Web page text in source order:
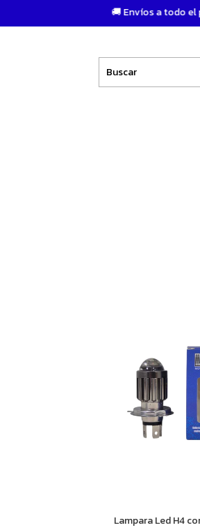
🚚 Envíos a todo el país 🏬
Lampara Led H4